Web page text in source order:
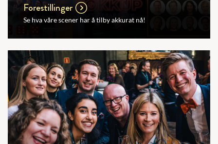
Forestillinger
Se hva våre scener har å tilby akkurat nå!